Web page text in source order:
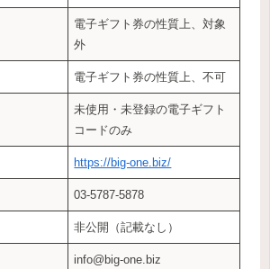
電子ギフト券の性質上、対象
外
電子ギフト券の性質上、不可
未使用・未登録の電子ギフト
コードのみ
https://big-one.biz/
03-5787-5878
非公開（記載なし）
info@big-one.biz